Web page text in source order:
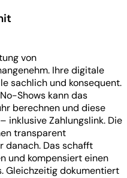
von
Ihre digitale
sachlich und konsequent.
Shows kann das
berechnen und diese
inklusive Zahlungslink. Die
transparent
danach. Das schafft
und kompensiert einen
Gleichzeitig dokumentiert